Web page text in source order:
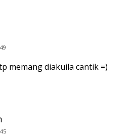
memang diakuila cantik =)